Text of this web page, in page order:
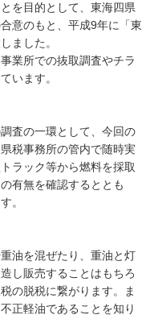
を目的として、東海四県
意のもと、平成9年に「東
ました。
業所での抜取調査やチラ
います。
査の一環として、今回の
税事務所の管内で随時実
ラック等から燃料を採取
有無を確認するととも
。
油を混ぜたり、重油と灯
し販売することはもちろ
の脱税に繋がります。ま
正軽油であることを知り